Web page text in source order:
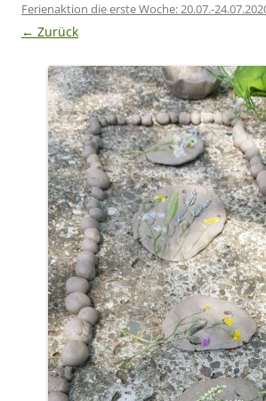
Ferienaktion die erste Woche: 20.07.-
← Zurück